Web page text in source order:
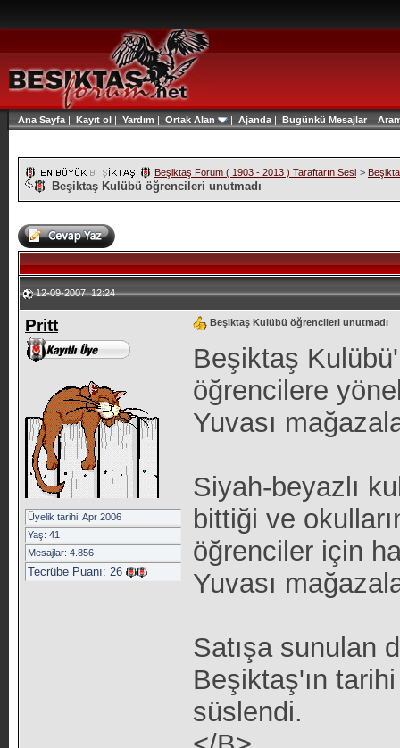
Ana Sayfa | Kayıt ol | Yardım | Ortak Alan | Ajanda | Bugünkü Mesajlar|
Beşiktaş Forum ( 1903 - 2013 ) Taraftarın Sesi >
Beşiktaş Kulübü öğrencileri unutmadı
12-09-2007, 12:24
Pritt
Üyelik tarihi: Apr 2006
Yaş: 41
Mesajlar: 4.856
Tecrübe Puanı: 26
Beşiktaş Kulübü öğrencileri unutmadı
Beşiktaş
öğrencilere
Yuvası
Siyah-beyazlı
bittiği ve
öğrenciler için
Yuvası
Satışa sunulan
Beşiktaş'ın
süslendi.